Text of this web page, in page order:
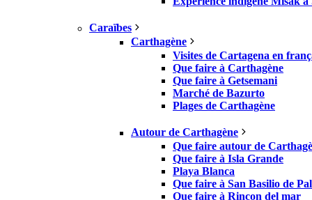
Caraïbes
Carthagène
Visites de Cartagena en
Que faire à Carthagène
Que faire à Getsemani
Marché de Bazurto
Plages de Carthagène
Autour de Carthagène
Que faire autour de
Que faire à Isla Grande
Playa Blanca
Que faire à San Basilio de
Que faire à Rincon del mar